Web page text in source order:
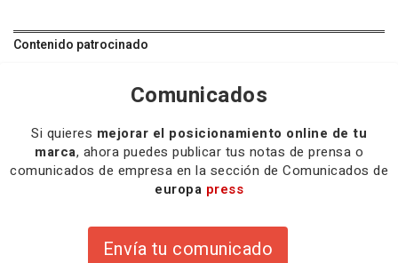
Contenido patrocinado
Comunicados
Si quieres mejorar el posicionamiento online de tu
marca, ahora puedes publicar tus notas de prensa o
comunicados de empresa en la sección de Comunicados de
europa press
Envía tu comunicado